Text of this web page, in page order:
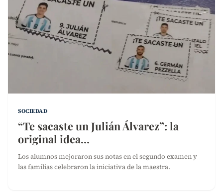
SOCIEDAD
“Te sacaste un Julián Álvarez”: la
original idea…
Los alumnos mejoraron sus notas en el segundo examen y
las familias celebraron la iniciativa de la maestra.